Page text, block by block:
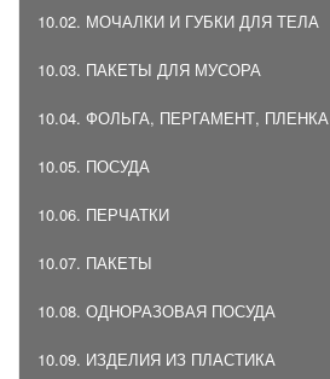
10.02. МОЧАЛКИ И ГУБКИ ДЛЯ ТЕЛА
10.03. ПАКЕТЫ ДЛЯ МУСОРА
10.04. ФОЛЬГА, ПЕРГАМЕНТ, ПЛЕНКА
10.05. ПОСУДА
10.06. ПЕРЧАТКИ
10.07. ПАКЕТЫ
10.08. ОДНОРАЗОВАЯ ПОСУДА
10.09. ИЗДЕЛИЯ ИЗ ПЛАСТИКА